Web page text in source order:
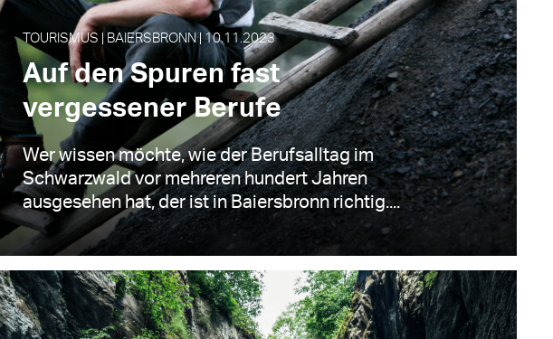
TOURISMUS | BAIERSBRONN | 10.11.2023
Auf den Spuren fast
vergessener Berufe
Wer wissen möchte, wie der Berufsalltag im
Schwarzwald vor mehreren hundert Jahren
ausgesehen hat, der ist in Baiersbronn richtig....